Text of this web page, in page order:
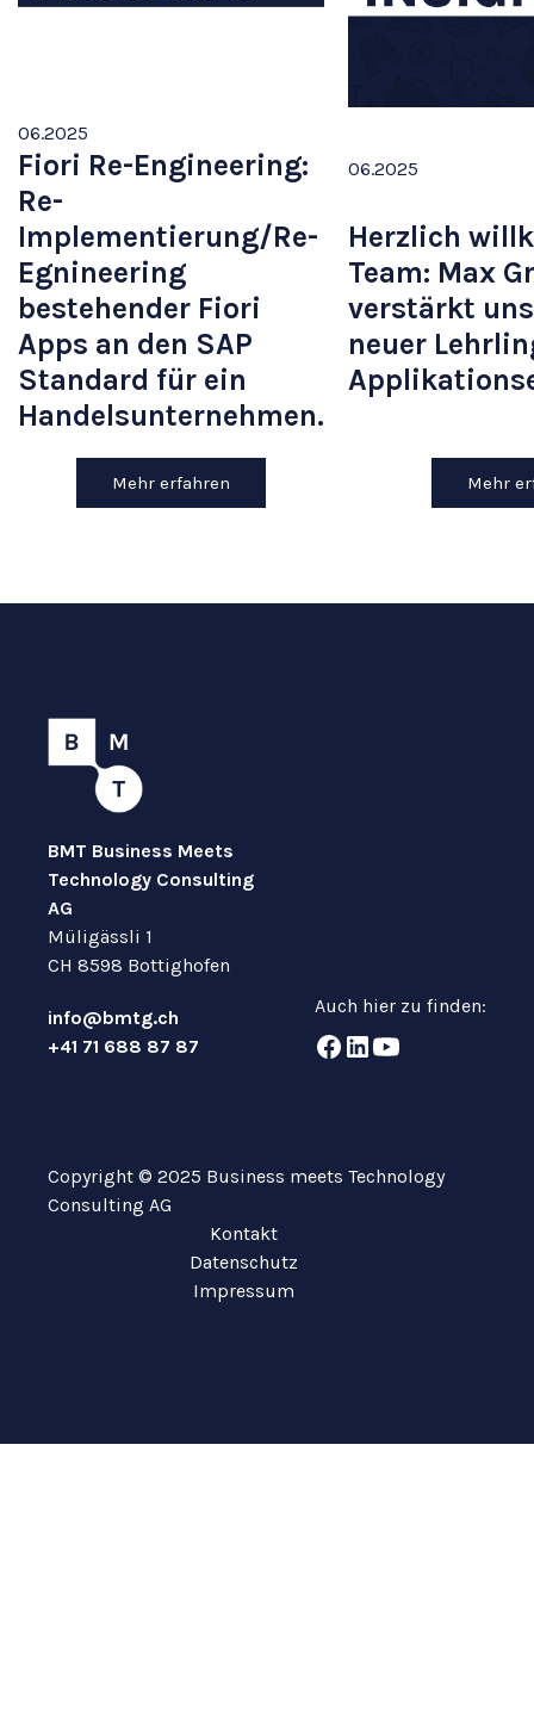
06.2025
Fiori Re-Engineering:
Re-
Implementierung/Re-
Egnineering
bestehender Fiori
Apps an den SAP
Standard für ein
Handelsunternehmen.
Mehr erfahren
06.2025
Herzlich
Team: Max
verstärkt
neuer
Mehr
BMT Business Meets
Technology Consulting
AG
Müligässli 1
CH 8598 Bottighofen
info@bmtg.ch
+41 71 688 87 87
Auch hier zu finden:
Copyright © 2025 Business meets Technology
Consulting AG
Kontakt
Datenschutz
Impressum